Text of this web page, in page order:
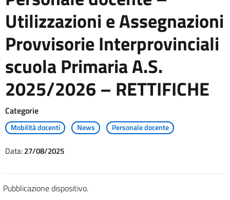
Utilizzazioni e Assegnazioni
Provvisorie Interprovinciali
scuola Primaria A.S.
2025/2026 – RETTIFICHE
Categorie
Mobilità docenti News Personale docente
Data:27/08/2025
Pubblicazione dispositivo.